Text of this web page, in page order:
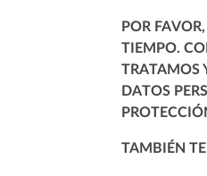
POR
TIEMPO.
TRATAMOS
DATOS
TAMBIÉN